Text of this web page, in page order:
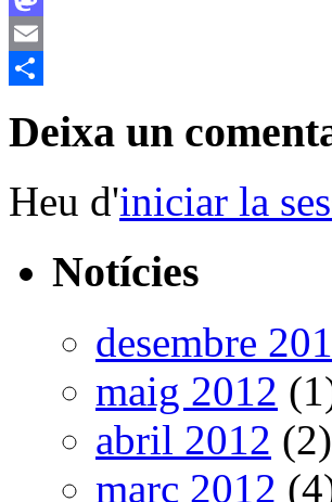
Mastodon
Email
Deixa un
Heu d'iniciar la
Notícies
desembre
maig 2012
abril 2012 (2)
març 2012